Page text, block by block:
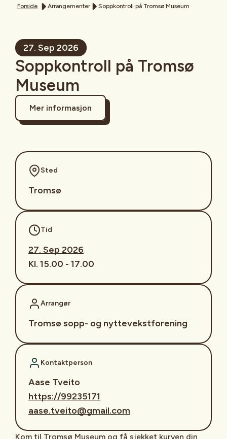
Forside Arrangementer Soppkontroll på Tromsø Museum
27. Sep 2026
Soppkontroll på Tromsø
Museum
Mer informasjon
Sted
Tromsø
Tid
27. Sep 2026
Kl. 15.00 - 17.00
Arrangør
Tromsø sopp- og nyttevekstforening
Kontaktperson
Aase Tveito
https://99235171
aase.tveito@gmail.com
Kom til Tromsø Museum og få sjekket kurven din